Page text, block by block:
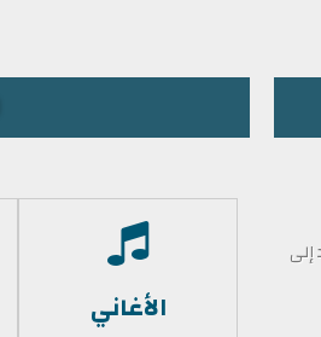
الأغاني